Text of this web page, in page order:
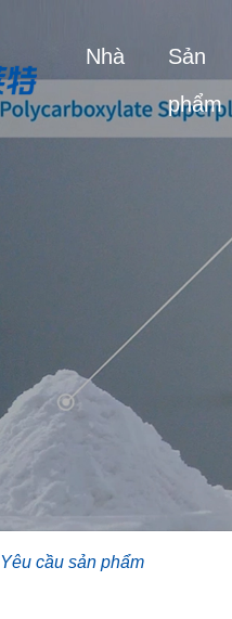
Nhà
Sản
phẩm
Yêu cầu sản phẩm